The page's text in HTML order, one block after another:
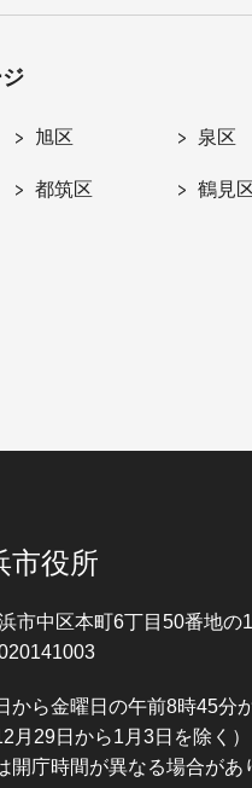
旭区 泉区
都筑区 鶴見
市役所
市中区本町6丁目50番地の
から金曜日の午前8時45分
月29日から1月3日を除く）
開庁時間が異なる場合があ